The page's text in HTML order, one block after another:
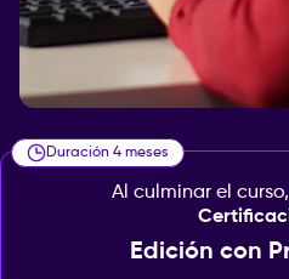
Duración 4 meses
Al culminar el
Edición con